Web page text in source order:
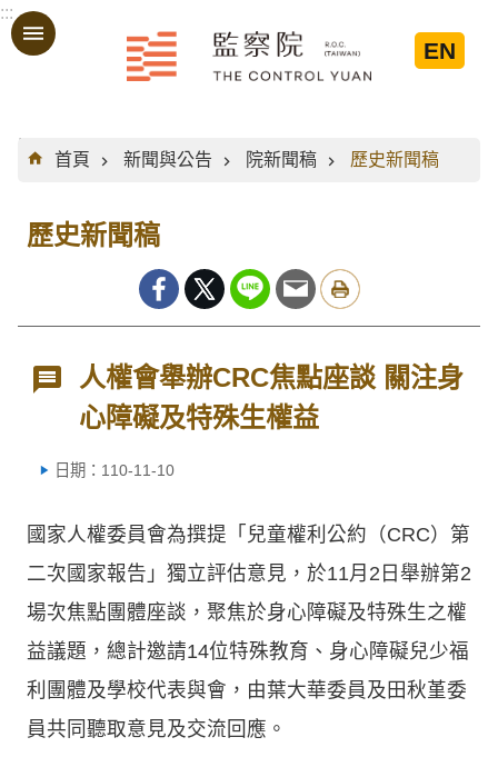
跳到主要內容區塊
:::
EN
:::
首頁
新聞與公告 院新聞稿 歷史新聞稿
歷史新聞稿
人權會舉辦CRC焦點座談 關注身
心障礙及特殊生權益
日期：110-11-10
國家人權委員會為撰提「兒童權利公約（CRC）第
二次國家報告」獨立評估意見，於11月2日舉辦第2
場次焦點團體座談，聚焦於身心障礙及特殊生之權
益議題，總計邀請14位特殊教育、身心障礙兒少福
利團體及學校代表與會，由葉大華委員及田秋堇委
員共同聽取意見及交流回應。